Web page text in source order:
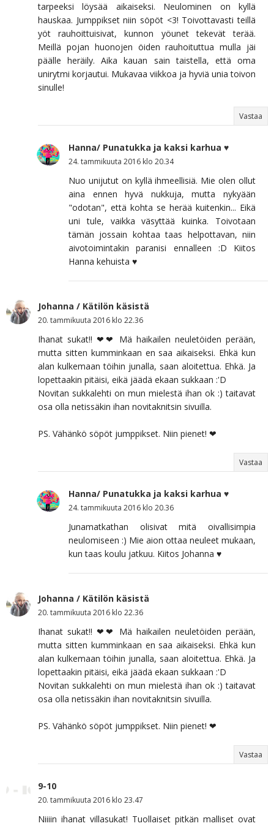
tarpeeksi löysää aikaiseksi. Neulominen on kyllä
hauskaa. Jumppikset niin söpöt <3! Toivottavasti teillä
yöt rauhoittuisivat, kunnon yöunet tekevät terää.
Meillä pojan huonojen öiden rauhoituttua mulla jäi
päälle heräily. Aika kauan sain taistella, että oma
unirytmi korjautui. Mukavaa viikkoa ja hyviä unia toivon
sinulle!
Vastaa
Hanna/ Punatukka ja kaksi karhua ♥
24. tammikuuta 2016 klo 20.34
Nuo unijutut on kyllä ihmeellisiä. Mie olen ollut
aina ennen hyvä nukkuja, mutta nykyään
"odotan", että kohta se herää kuitenkin... Eikä
uni tule, vaikka väsyttää kuinka. Toivotaan
tämän jossain kohtaa taas helpottavan, niin
aivotoimintakin paranisi ennalleen :D Kiitos
Hanna kehuista ♥
Johanna / Kätilön käsistä
20. tammikuuta 2016 klo 22.36
Ihanat sukat!! ❤❤ Mä haikailen neuletöiden perään,
mutta sitten kumminkaan en saa aikaiseksi. Ehkä kun
alan kulkemaan töihin junalla, saan aloitettua. Ehkä. Ja
lopettaakin pitäisi, eikä jäädä ekaan sukkaan :'D
Novitan sukkalehti on mun mielestä ihan ok :) taitavat
osa olla netissäkin ihan novitaknitsin sivuilla.
PS. Vähänkö söpöt jumppikset. Niin pienet! ❤
Vastaa
Hanna/ Punatukka ja kaksi karhua ♥
24. tammikuuta 2016 klo 20.36
Junamatkathan olisivat mitä oivallisimpia
neulomiseen :) Mie aion ottaa neuleet mukaan,
kun taas koulu jatkuu. Kiitos Johanna ♥
Johanna / Kätilön käsistä
20. tammikuuta 2016 klo 22.36
Ihanat sukat!! ❤❤ Mä haikailen neuletöiden perään,
mutta sitten kumminkaan en saa aikaiseksi. Ehkä kun
alan kulkemaan töihin junalla, saan aloitettua. Ehkä. Ja
lopettaakin pitäisi, eikä jäädä ekaan sukkaan :'D
Novitan sukkalehti on mun mielestä ihan ok :) taitavat
osa olla netissäkin ihan novitaknitsin sivuilla.
PS. Vähänkö söpöt jumppikset. Niin pienet! ❤
Vastaa
9-10
20. tammikuuta 2016 klo 23.47
Niiiin ihanat villasukat! Tuollaiset pitkän malliset ovat